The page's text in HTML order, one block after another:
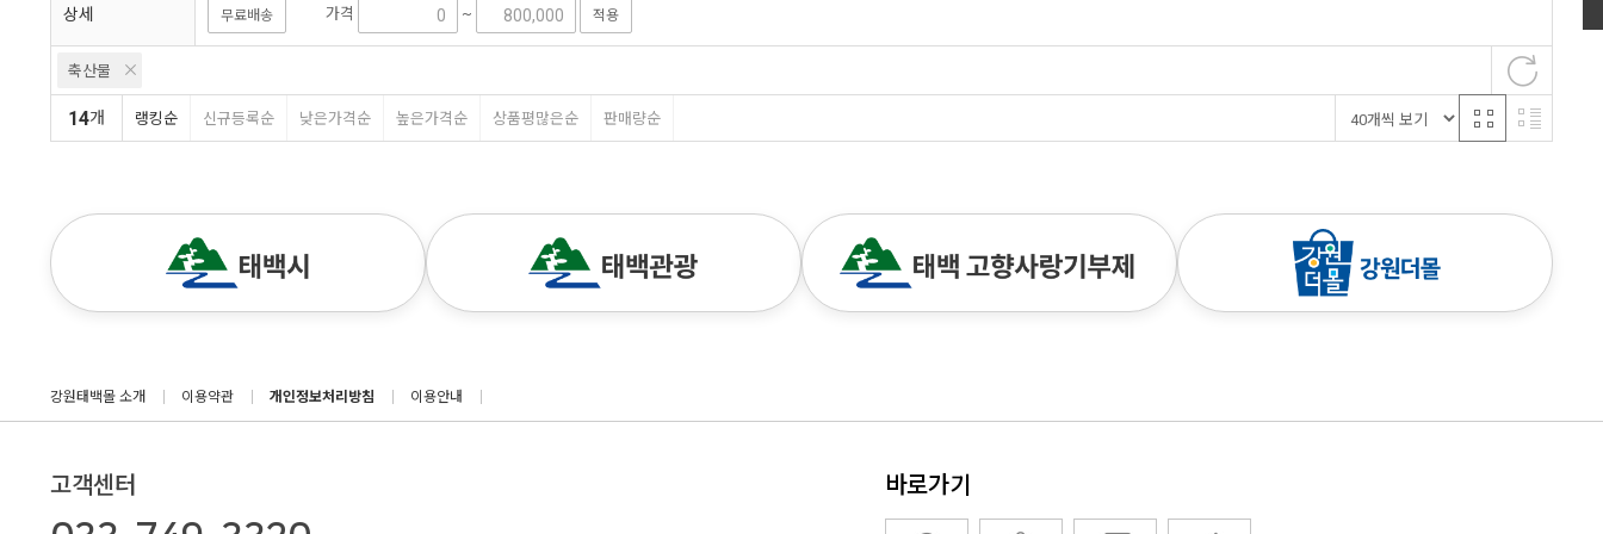
상세 무료배송 가격 ~ 적용
축산물
14개 랭킹순 신규등록순 낮은가격순 높은가격순 상품평많은순 판매량순
강원태백몰 소개 이용약관 개인정보처리방침 이용안내
고객센터 바로가기